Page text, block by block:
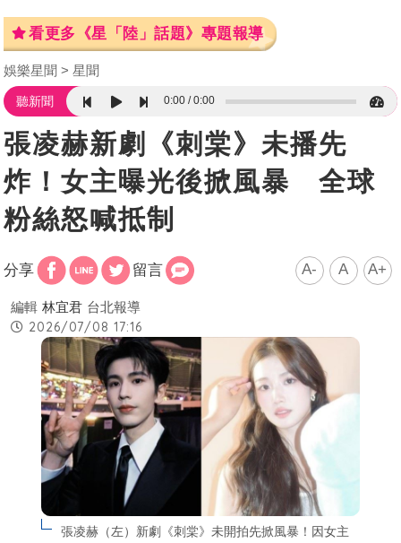
看更多《星「陸」話題》專題報導
娛樂星聞 星聞
聽新聞 0:00 0:00
張凌赫新劇《刺棠》未播先
炸！女主曝光後掀風暴 全球
粉絲怒喊抵制
分享 留言 A- A A+
編輯 林宜君 台北報導
2026/07/08 17:16
張凌赫（左）新劇《刺棠》未開拍先掀風暴！因女主